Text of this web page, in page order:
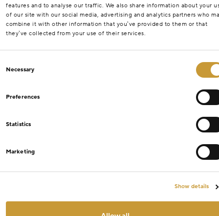
features and to analyse our traffic. We also share information about your
of our site with our social media, advertising and analytics partners who
combine it with other information that you’ve provided to them or that
they’ve collected from your use of their services.
Selection
Necessary
Preferences
Statistics
Marketing
Show details